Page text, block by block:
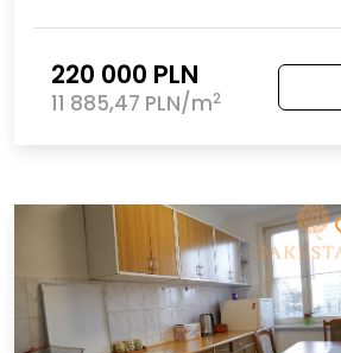
220 000 PLN
11 885,47 PLN/m2